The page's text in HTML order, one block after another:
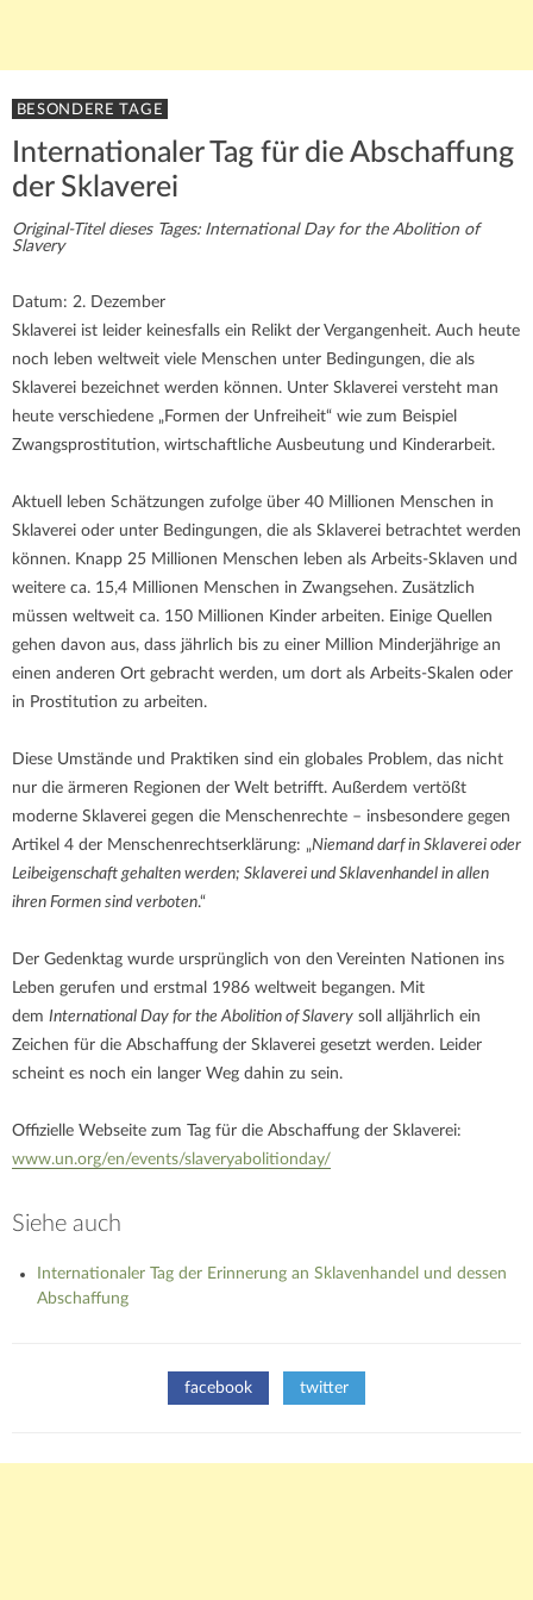
BESONDERE TAGE
Internationaler Tag für die Abschaffung
der Sklaverei
Original-Titel dieses Tages: International Day for the Abolition of
Slavery
Datum: 2. Dezember
Sklaverei ist leider keinesfalls ein Relikt der Vergangenheit. Auch heute
noch leben weltweit viele Menschen unter Bedingungen, die als
Sklaverei bezeichnet werden können. Unter Sklaverei versteht man
heute verschiedene „Formen der Unfreiheit“ wie zum Beispiel
Zwangsprostitution, wirtschaftliche Ausbeutung und Kinderarbeit.
Aktuell leben Schätzungen zufolge über 40 Millionen Menschen in
Sklaverei oder unter Bedingungen, die als Sklaverei betrachtet werden
können. Knapp 25 Millionen Menschen leben als Arbeits-Sklaven und
weitere ca. 15,4 Millionen Menschen in Zwangsehen. Zusätzlich
müssen weltweit ca. 150 Millionen Kinder arbeiten. Einige Quellen
gehen davon aus, dass jährlich bis zu einer Million Minderjährige an
einen anderen Ort gebracht werden, um dort als Arbeits-Skalen oder
in Prostitution zu arbeiten.
Diese Umstände und Praktiken sind ein globales Problem, das nicht
nur die ärmeren Regionen der Welt betrifft. Außerdem vertößt
moderne Sklaverei gegen die Menschenrechte – insbesondere gegen
Artikel 4 der Menschenrechtserklärung: „Niemand darf in Sklaverei oder
Leibeigenschaft gehalten werden; Sklaverei und Sklavenhandel in allen
ihren Formen sind verboten.“
Der Gedenktag wurde ursprünglich von den Vereinten Nationen ins
Leben gerufen und erstmal 1986 weltweit begangen. Mit
dem International Day for the Abolition of Slavery soll alljährlich ein
Zeichen für die Abschaffung der Sklaverei gesetzt werden. Leider
scheint es noch ein langer Weg dahin zu sein.
Offizielle Webseite zum Tag für die Abschaffung der Sklaverei:
www.un.org/en/events/slaveryabolitionday/
Siehe auch
Internationaler Tag der Erinnerung an Sklavenhandel und dessen
Abschaffung
facebook twitter